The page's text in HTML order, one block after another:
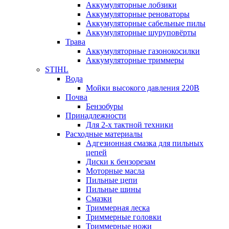
Аккумуляторные лобзики
Аккумуляторные реноваторы
Аккумуляторные сабельные пилы
Аккумуляторные шуруповёрты
Трава
Аккумуляторные газонокосилки
Аккумуляторные триммеры
STIHL
Вода
Мойки высокого давления 220В
Почва
Бензобуры
Принадлежности
Для 2-х тактной техники
Расходные материалы
Адгезионная смазка для пильных
цепей
Диски к бензорезам
Моторные масла
Пильные цепи
Пильные шины
Смазки
Триммерная леска
Триммерные головки
Триммерные ножи